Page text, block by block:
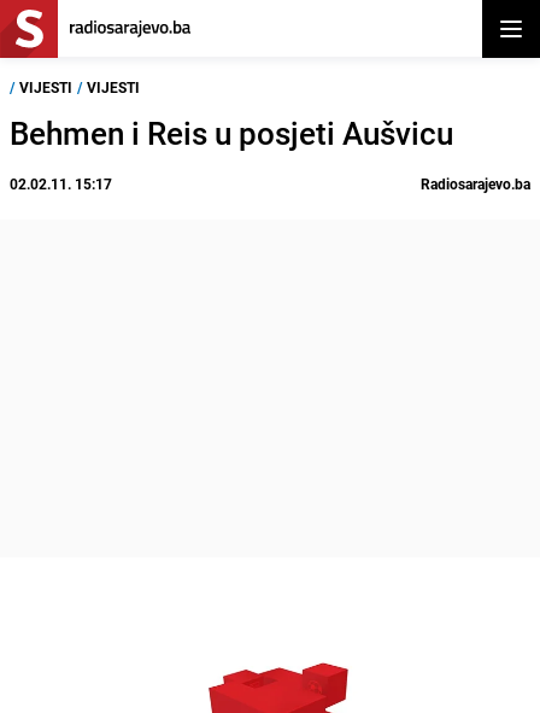
/ VIJESTI / VIJESTI
Behmen i Reis u posjeti Aušvicu
02.02.11. 15:17 Radiosarajevo.ba